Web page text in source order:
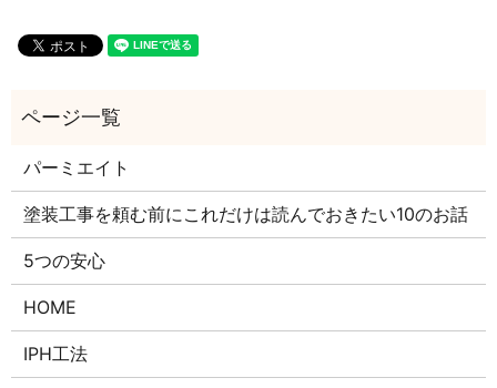
パーミエイト
塗装工事を頼む前にこれだけは読んでおきたい10のお話
5つの安心
HOME
IPH工法